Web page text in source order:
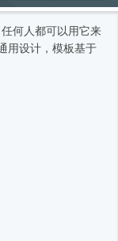
任何人都可以用它来
用设计，模板基于